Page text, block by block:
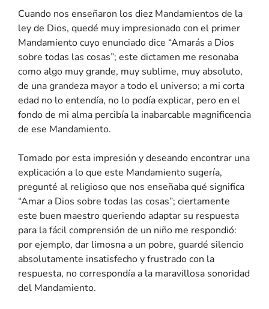
Cuando nos enseñaron los diez Mandamientos de la
ley de Dios, quedé muy impresionado con el primer
Mandamiento cuyo enunciado dice “Amarás a Dios
sobre todas las cosas”; este dictamen me resonaba
como algo muy grande, muy sublime, muy absoluto,
de una grandeza mayor a todo el universo; a mi corta
edad no lo entendía, no lo podía explicar, pero en el
fondo de mi alma percibía la inabarcable magnificencia
de ese Mandamiento.
Tomado por esta impresión y deseando encontrar una
explicación a lo que este Mandamiento sugería,
pregunté al religioso que nos enseñaba qué significa
“Amar a Dios sobre todas las cosas”; ciertamente
este buen maestro queriendo adaptar su respuesta
para la fácil comprensión de un niño me respondió:
por ejemplo, dar limosna a un pobre, guardé silencio
absolutamente insatisfecho y frustrado con la
respuesta, no correspondía a la maravillosa sonoridad
del Mandamiento.